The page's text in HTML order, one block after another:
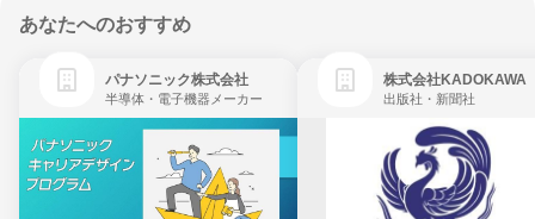
あなたへのおすすめ
パナソニック株式会社
半導体・電子機器メーカー
株式会社KADOKAWA
出版社・新聞社